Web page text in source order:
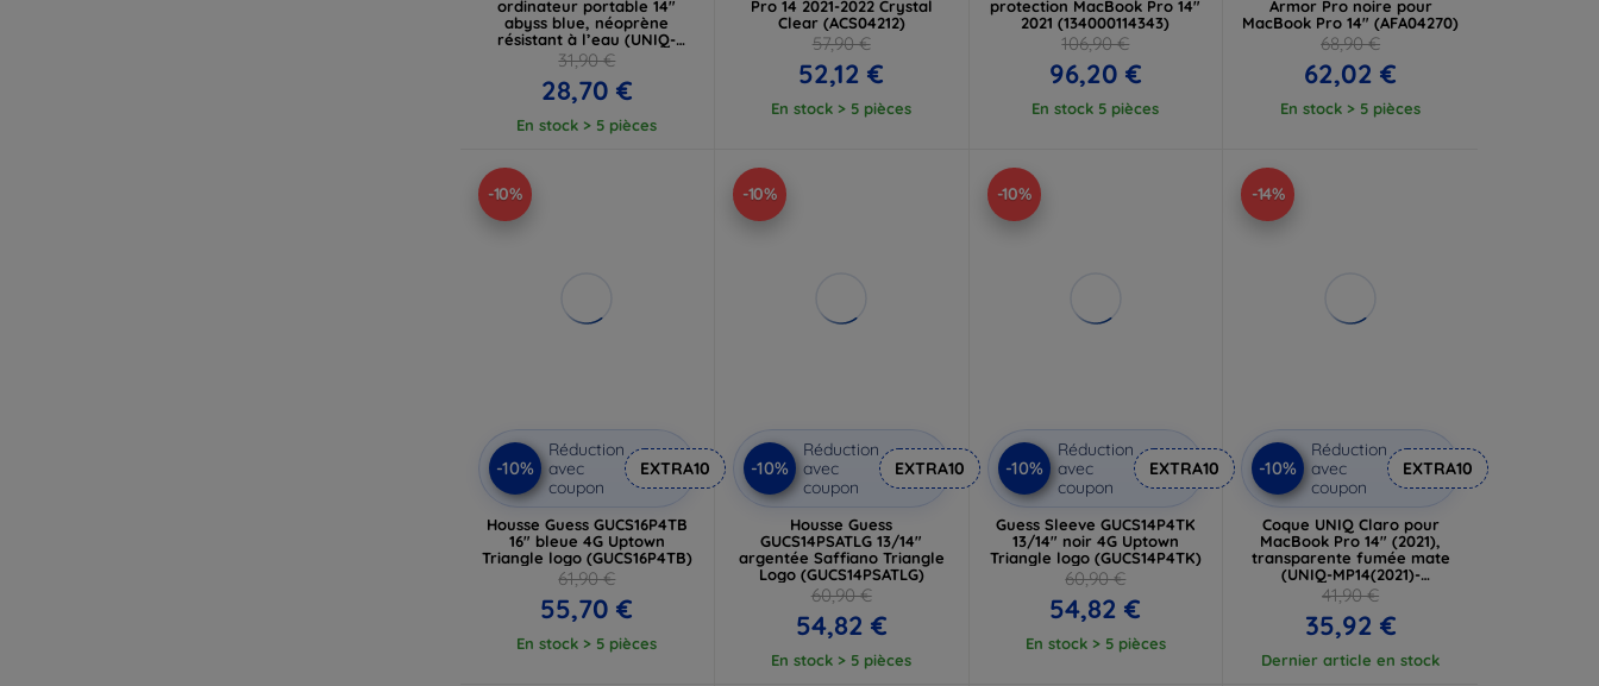
ordinateur portable 14"
abyss blue, néoprène
résistant à l’eau (UNIQ-
CYPRUS (14) -ABSBLUE)
31,90 €
28,70 €
En stock > 5 pièces
Pro 14 2021-2022 Crystal
Clear (ACS04212)
57,90 €
52,12 €
En stock > 5 pièces
protection MacBook Pro 14"
2021 (134000114343)
106,90 €
96,20 €
En stock 5 pièces
Armor Pro noire pour
MacBook Pro 14" (AFA04270)
68,90 €
62,02 €
En stock > 5 pièces
-10%
-10%
Réduction
avec
coupon
EXTRA10
Housse Guess GUCS16P4TB
16" bleue 4G Uptown
Triangle logo (GUCS16P4TB)
61,90 €
55,70 €
En stock > 5 pièces
-10%
-10%
Réduction
avec
coupon
EXTRA10
Housse Guess
GUCS14PSATLG 13/14"
argentée Saffiano Triangle
Logo (GUCS14PSATLG)
60,90 €
54,82 €
En stock > 5 pièces
-10%
-10%
Réduction
avec
coupon
EXTRA10
Guess Sleeve GUCS14P4TK
13/14" noir 4G Uptown
Triangle logo (GUCS14P4TK)
60,90 €
54,82 €
En stock > 5 pièces
-14%
-10%
Réduction
avec
coupon
EXTRA10
Coque UNIQ Claro pour
MacBook Pro 14" (2021),
transparente fumée mate
(UNIQ-MP14(2021)-
CLAROMCLR)
41,90 €
35,92 €
Dernier article en stock